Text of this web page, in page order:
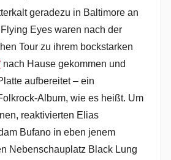
geradezu in Baltimore an
Eyes waren nach der
Tour zu ihrem bockstarken
nach Hause gekommen und
aufbereitet – ein
Album, wie es heißt. Um
reaktivierten Elias
Bufano in eben jenem
Nebenschauplatz Black Lung